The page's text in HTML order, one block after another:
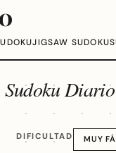
JIGSAW SUDOKU
Sudoku
DIFICULTAD MUY